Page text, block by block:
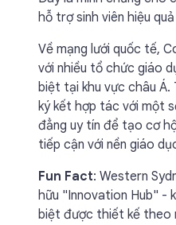
hỗ trợ sinh viên hiệu
Về mạng lưới quốc tế,
với nhiều tổ chức giáo
biệt tại khu vực châu Á.
ký kết hợp tác với một
đẳng uy tín để tạo cơ
tiếp cận với nền giáo
Fun Fact: Western
hữu "Innovation Hub" -
biệt được thiết kế theo